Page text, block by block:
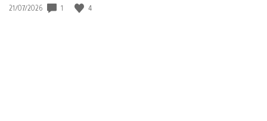
Fecha
21/07/2026 1 4